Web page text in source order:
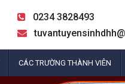
0234 3828493
CÁC TRƯỜNG THÀNH VIÊN